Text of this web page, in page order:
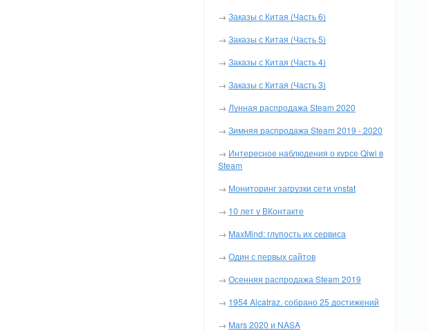
→ Заказы с Китая (Часть 6)
→ Заказы с Китая (Часть 5)
→ Заказы с Китая (Часть 4)
→ Заказы с Китая (Часть 3)
→ Лунная распродажа Steam 2020
→ Зимняя распродажа Steam 2019 - 2020
→ Интересное наблюдения о курсе Qiwi в
Steam
→ Мониторинг загрузки сети vnstat
→ 10 лет у ВКонтакте
→ MaxMind: глупость их сервиса
→ Один с первых сайтов
→ Осенняя распродажа Steam 2019
→ 1954 Alcatraz, собрано 25 достижений
→ Mars 2020 и NASA